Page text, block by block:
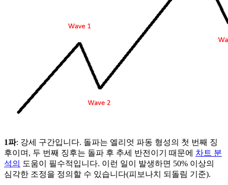
1파: 강세 구간입니다. 돌파는 엘리엇 파동 형성의 첫 번째 징
후이며, 두 번째 징후는 돌파 후 추세 반전이기 때문에 차트 분
석의 도움이 필수적입니다. 이런 일이 발생하면 50% 이상의
심각한 조정을 정의할 수 있습니다(피보나치 되돌림 기준).